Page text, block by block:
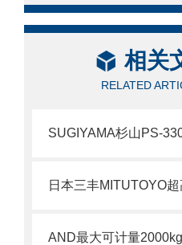
相关
RELATED
SUGIYAMA杉山PS-
AND最大可计量